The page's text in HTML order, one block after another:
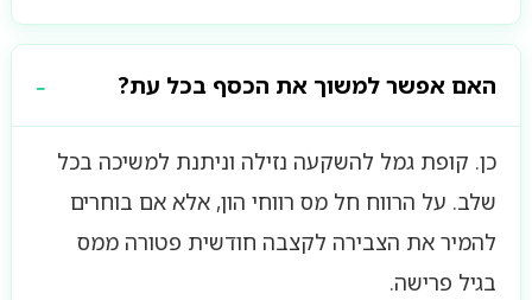
האם אפשר למשוך את הכסף בכל עת?
כן. קופת גמל להשקעה נזילה וניתנת למשיכה בכל
שלב. על הרווח חל מס רווחי הון, אלא אם בוחרים
להמיר את הצבירה לקצבה חודשית פטורה ממס
בגיל פרישה.